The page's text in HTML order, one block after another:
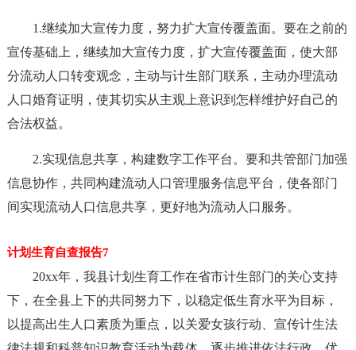
1.继续加大宣传力度，努力扩大宣传覆盖面。要在之前的
宣传基础上，继续加大宣传力度，扩大宣传覆盖面，使大部
分流动人口转变观念，主动与计生部门联系，主动办理流动
人口婚育证明，使其切实从主观上意识到怎样维护好自己的
合法权益。
2.实现信息共享，构建数字工作平台。要和共管部门加强
信息协作，共同构建流动人口管理服务信息平台，使各部门
间实现流动人口信息共享，更好地为流动人口服务。
计划生育自查报告7
20xx年，我县计划生育工作在省市计生部门的关心支持
下，在全县上下的共同努力下，以稳定低生育水平为目标，
以提高出生人口素质为重点，以关爱女孩行动、宣传计生法